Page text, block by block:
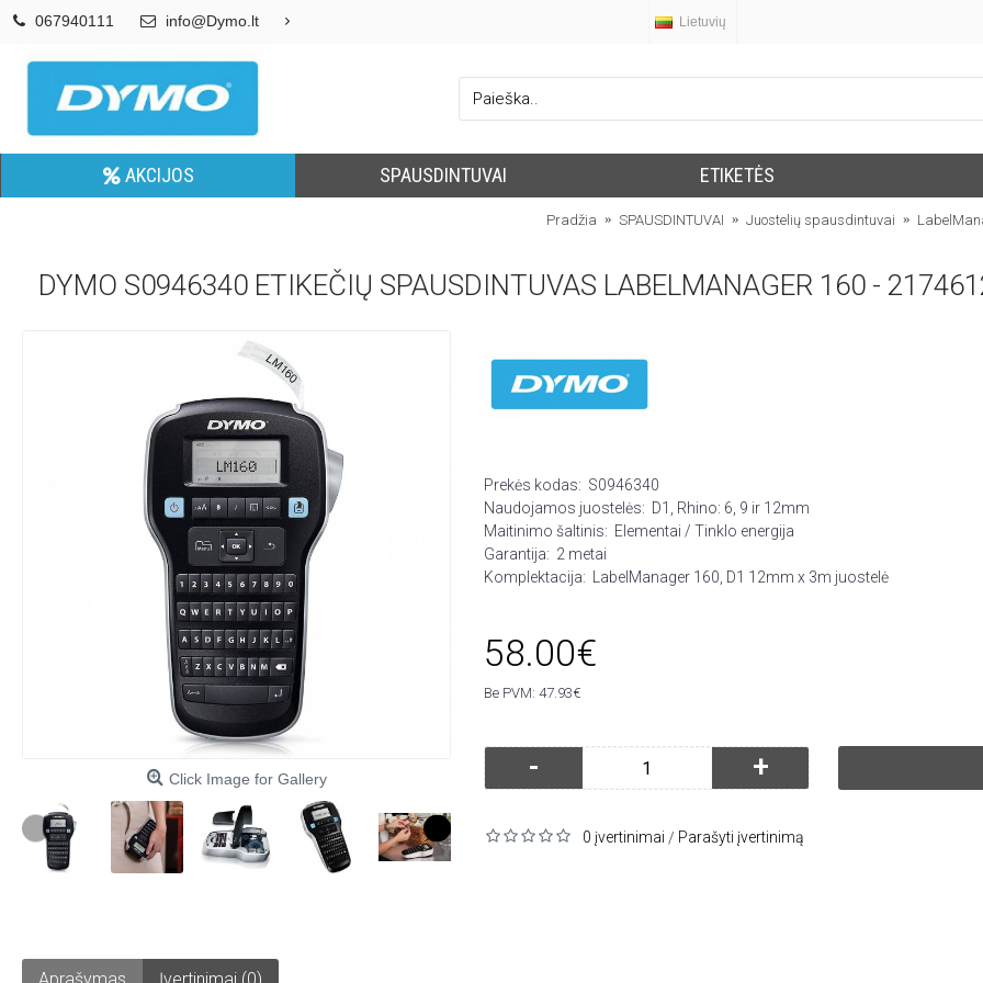
067940111 info@Dymo.lt Lietuvių
AKCIJOS SPAUSDINTUVAI ETIKETĖS
Pradžia SPAUSDINTUVAI Juostelių spausdintuvai
DYMO S0946340 ETIKEČIŲ SPAUSDINTUVAS LABELMANAGER 160 -
Click Image for Gallery
Prekės kodas: S0946340
Naudojamos juostelės: D1, Rhino: 6, 9 ir 12mm
Maitinimo šaltinis: Elementai / Tinklo energija
Garantija: 2 metai
Komplektacija:
LabelManager 160, D1 12mm x 3m juostelė
58.00€
Be PVM: 47.93€
- +
0 įvertinimai / Parašyti įvertinimą